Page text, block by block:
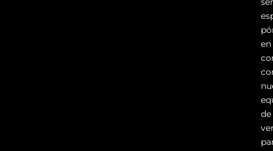
en
de